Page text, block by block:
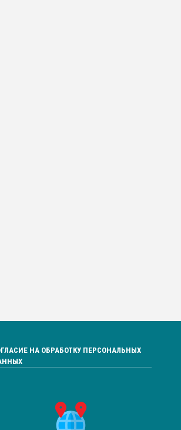
НА ОБРАБОТКУ ПЕРСОНАЛЬНЫХ